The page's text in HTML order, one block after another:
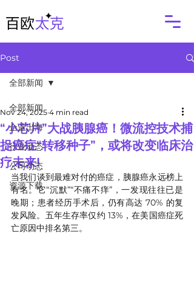
Post
全部新闻
企业出海
行业动态
公司动态
资源下载
全部新闻
“小芯片”大战胰腺癌！微流控技术捕
捉癌症“转移种子”，或将改变临床治
疗未来!
Nov 24, 2025 4 min read
当我们谈到最难对付的癌症，胰腺癌永远榜上
有名。它“沉默”“不痛不痒”，一发现往往已是
晚期；患者经历手术后，仍有高达 70% 的复
发风险。五年生存率仅约 13%，在美国癌症死
亡原因中排名第三。